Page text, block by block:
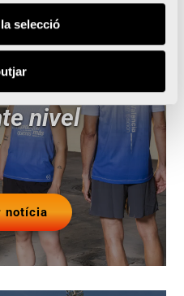
seleccióValencia
unen para
al
nivel
notícia